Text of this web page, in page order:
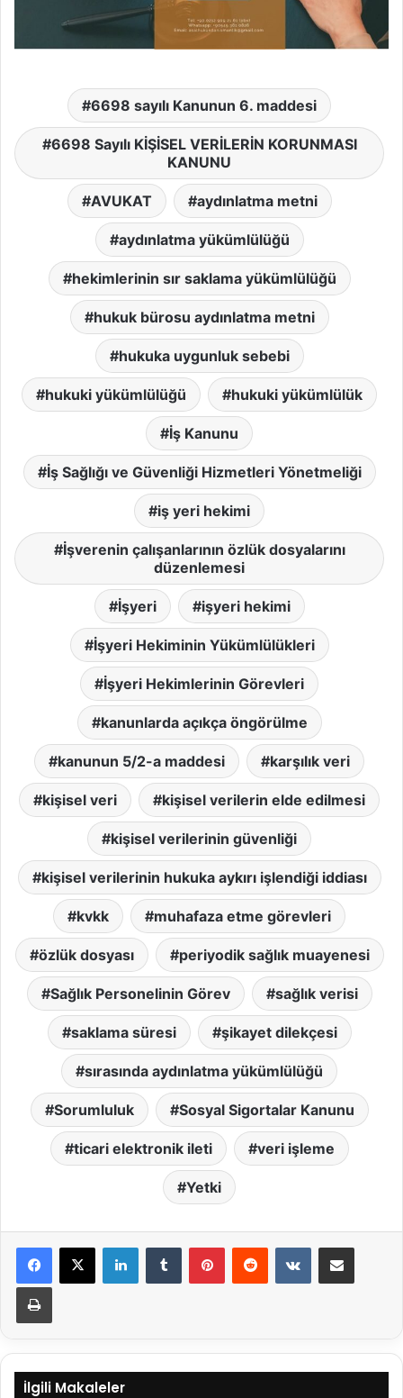
6698 sayılı Kanunun 6. maddesi
6698 Sayılı KİŞİSEL VERİLERİN KORUNMASI
KANUNU
AVUKAT aydınlatma metni
aydınlatma yükümlülüğü
hekimlerinin sır saklama yükümlülüğü
hukuk bürosu aydınlatma metni
hukuka uygunluk sebebi
hukuki yükümlülüğü hukuki yükümlülük
İş Kanunu
İş Sağlığı ve Güvenliği Hizmetleri Yönetmeliği
iş yeri hekimi
İşverenin çalışanlarının özlük dosyalarını
düzenlemesi
İşyeri işyeri hekimi
İşyeri Hekiminin Yükümlülükleri
İşyeri Hekimlerinin Görevleri
kanunlarda açıkça öngörülme
kanunun 5/2-a maddesi karşılık veri
kişisel veri kişisel verilerin elde edilmesi
kişisel verilerinin güvenliği
kişisel verilerinin hukuka aykırı işlendiği iddiası
kvkk muhafaza etme görevleri
özlük dosyası periyodik sağlık muayenesi
Sağlık Personelinin Görev sağlık verisi
saklama süresi şikayet dilekçesi
sırasında aydınlatma yükümlülüğü
Sorumluluk Sosyal Sigortalar Kanunu
ticari elektronik ileti veri işleme
Yetki
LinkedInTumblr PinterestReddit VKontakteE-Posta ile paylaş
Yazdır
İlgili Makaleler